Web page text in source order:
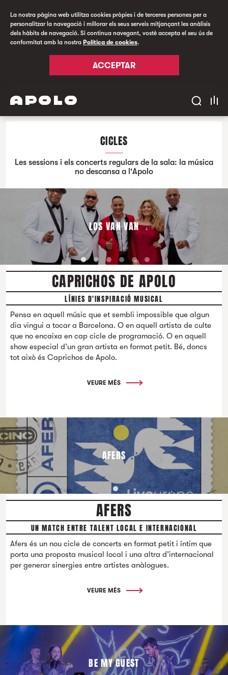
La nostra pàgina web utilitza cookies pròpies i de terceres persones per a
personalitzar la navegació i millorar els seus serveis mitjançant les anàlisis
dels hàbits de navegació. Si continua navegant, vostè accepta el seu ús de
conformitat amb la nostra Política de cookies.
ACCEPTAR
CICLES
Les sessions i els concerts regulars de la sala: la música
no descansa a l'Apolo
LOS VAN VAN
CAPRICHOS DE APOLO
LÍNIES D'INSPIRACIÓ MUSICAL
Pensa en aquell músic que et sembli impossible que algun
dia vingui a tocar a Barcelona. O en aquell artista de culte
que no encaixa en cap cicle de programació. O en aquell
show especial d’un gran artista en format petit. Bé, doncs
tot això és Caprichos de Apolo.
VEURE MÉS
AFERS
AFERS
UN MATCH ENTRE TALENT LOCAL E INTERNACIONAL
Afers és un nou cicle de concerts en format petit i íntim que
porta una proposta musical local i una altra d’internacional
per generar sinergies entre artistes anàlogues.
VEURE MÉS
BE MY GUEST